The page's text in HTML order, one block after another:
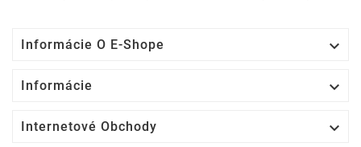
Informácie O E-Shope 
Informácie 
Internetové Obchody 